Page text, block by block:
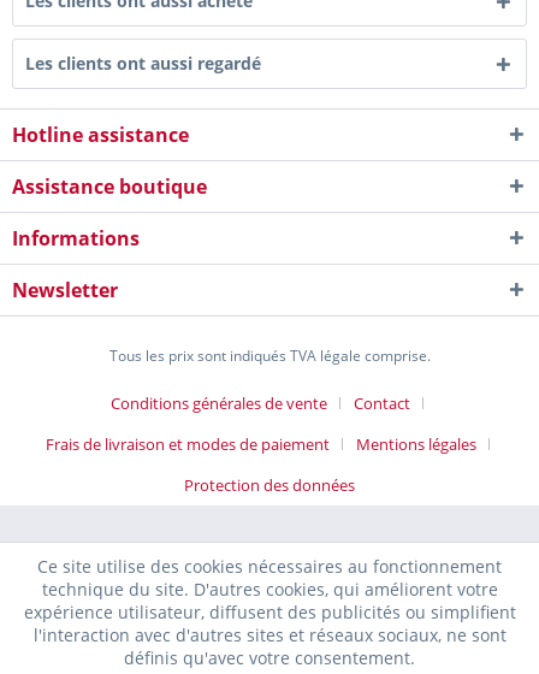
Les clients ont aussi regardé
Hotline assistance
Assistance boutique
Informations
Newsletter
Tous les prix sont indiqués TVA légale comprise.
Conditions générales de vente
Contact
Frais de livraison et modes de paiement
Mentions légales
Protection des données
Ce site utilise des cookies nécessaires au fonctionnement
technique du site. D'autres cookies, qui améliorent votre
expérience utilisateur, diffusent des publicités ou simplifient
l'interaction avec d'autres sites et réseaux sociaux, ne sont
définis qu'avec votre consentement.